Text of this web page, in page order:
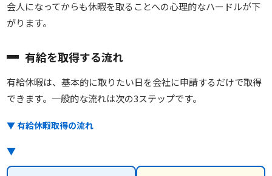
会人になってからも休暇を取ることへの心理的なハードルが下
がります。
有給を取得する流れ
有給休暇は、基本的に取りたい日を会社に申請するだけで取得
できます。一般的な流れは次の3ステップです。
▼ 有給休暇取得の流れ
▼